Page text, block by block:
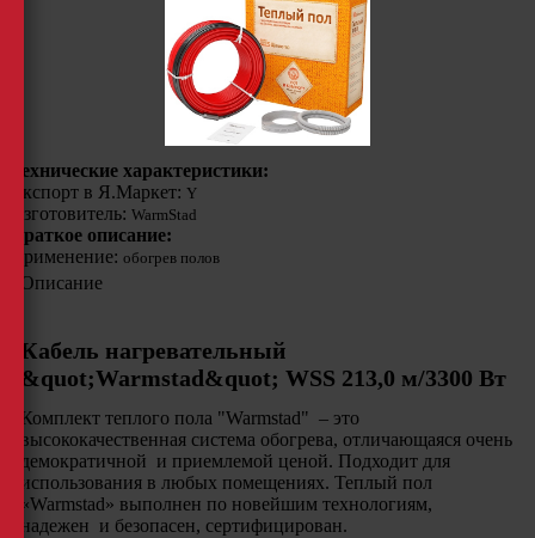
Технические характеристики:
Экспорт в Я.Маркет: Y
Изготовитель: WarmStad
Краткое описание:
Применение: обогрев полов
Описание
Кабель нагревательный
&quot;Warmstad&quot; WSS 213,0 м/3300 Вт
Комплект теплого пола "Warmstad" – это
высококачественная система обогрева, отличающаяся очень
демократичной и приемлемой ценой. Подходит для
использования в любых помещениях. Теплый пол
«Warmstad» выполнен по новейшим технологиям,
надежен и безопасен, сертифицирован.